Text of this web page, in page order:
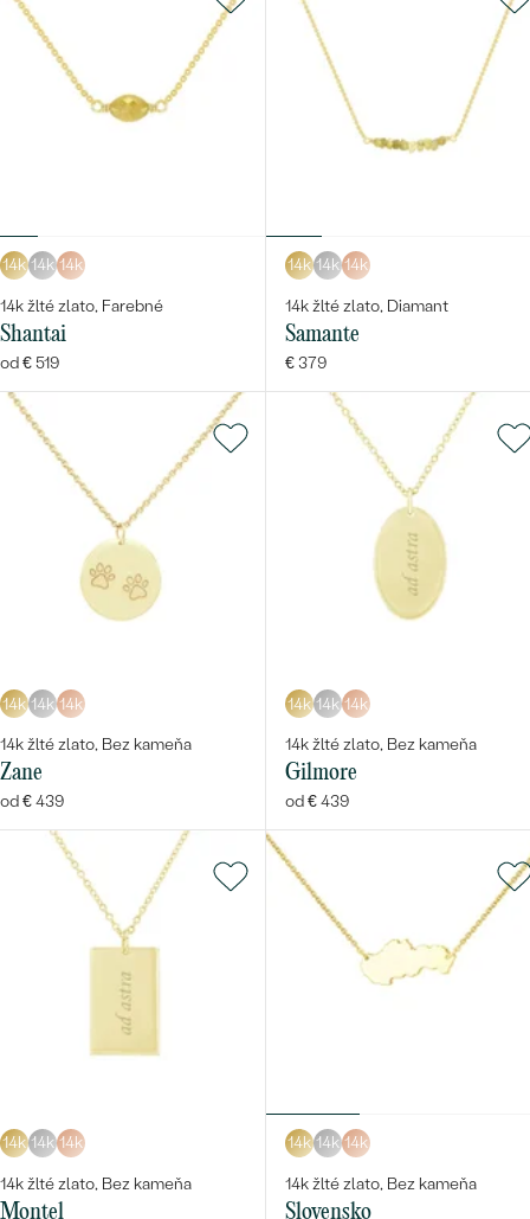
14k 14k 14k
14k žlté zlato, Farebné
Shantai
od € 519
14k 14k 14k
14k žlté zlato, Diamant
Samante
€ 379
14k 14k 14k
14k žlté zlato, Bez kameňa
Zane
od € 439
14k 14k 14k
14k žlté zlato, Bez kameňa
Gilmore
od € 439
14k 14k 14k
14k žlté zlato, Bez kameňa
Montel
14k 14k 14k
14k žlté zlato, Bez kameňa
Slovensko